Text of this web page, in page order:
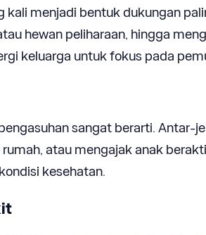
kali menjadi bentuk dukungan
hewan peliharaan, hingga
keluarga untuk fokus pada
sangat berarti. Antar-
atau mengajak anak
kesehatan.